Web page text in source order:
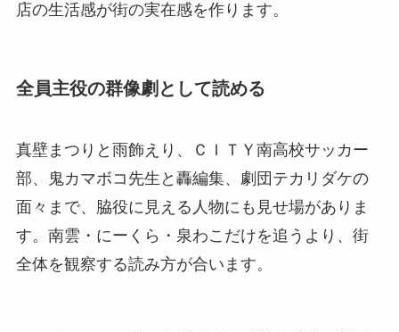
店の生活感が街の実在感を作ります。
全員主役の群像劇として読める
真壁まつりと雨飾えり、ＣＩＴＹ南高校サッカー
部、鬼カマボコ先生と轟編集、劇団テカリダケの
面々まで、脇役に見える人物にも見せ場がありま
す。南雲・にーくら・泉わこだけを追うより、街
全体を観察する読み方が合います。